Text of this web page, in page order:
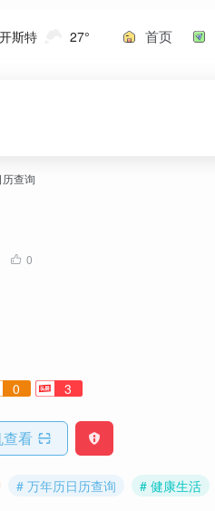
斯特 27° 首页
历查询
0
0 3
看
# 万年历日历查询 # 健康生活